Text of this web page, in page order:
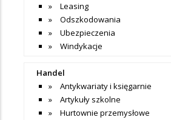
Leasing
Odszkodowania
Ubezpieczenia
Windykacje
Handel
Antykwariaty i księgarnie
Artykuły szkolne
Hurtownie przemysłowe